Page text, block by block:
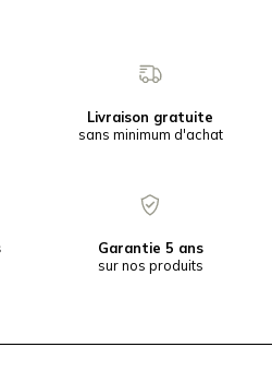
Livraison gratuite
sans minimum d'achat
Garantie 5 ans
sur nos produits